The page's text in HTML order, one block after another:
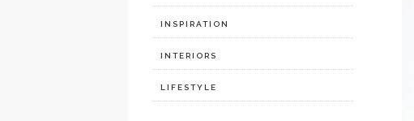
INSPIRATION
INTERIORS
LIFESTYLE